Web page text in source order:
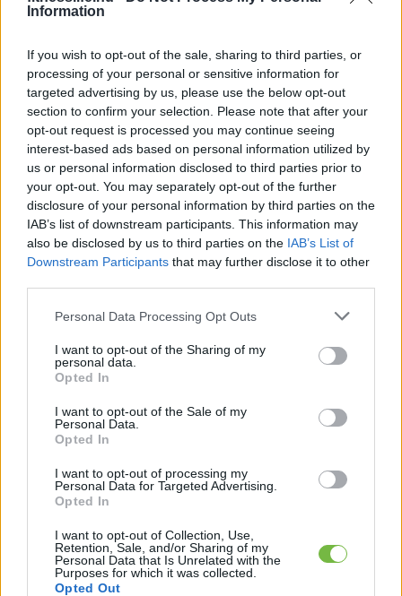
Information
If you wish to opt-out of the sale, sharing to third parties, or
processing of your personal or sensitive information for
targeted advertising by us, please use the below opt-out
section to confirm your selection. Please note that after your
opt-out request is processed you may continue seeing
interest-based ads based on personal information utilized by
us or personal information disclosed to third parties prior to
your opt-out. You may separately opt-out of the further
disclosure of your personal information by third parties on the
IAB’s list of downstream participants. This information may
also be disclosed by us to third parties on the IAB’s List of
Downstream Participants that may further disclose it to other
Please note that this website/app uses one or more Google
not limited to your visit or usage behaviour. You may click to
grant or deny consent to Google and its third-party tags to
use your data for below specified purposes in below Google
consent section.
Personal Data Processing Opt Outs
I want to opt-out of the Sharing of my
personal data.
Opted In
I want to opt-out of the Sale of my
Personal Data.
Opted In
I want to opt-out of processing my
Personal Data for Targeted Advertising.
Opted In
I want to opt-out of Collection, Use,
Retention, Sale, and/or Sharing of my
Personal Data that Is Unrelated with the
Purposes for which it was collected.
Opted Out
magnézium